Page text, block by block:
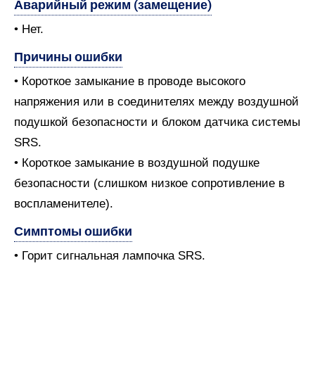
Аварийный режим (замещение)
• Нет.
Причины ошибки
• Короткое замыкание в проводе высокого
напряжения или в соединителях между воздушной
подушкой безопасности и блоком датчика системы
SRS.
• Короткое замыкание в воздушной подушке
безопасности (слишком низкое сопротивление в
воспламенителе).
Симптомы ошибки
• Горит сигнальная лампочка SRS.